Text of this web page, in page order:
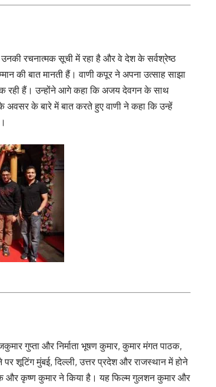
रचनात्मक सूची में रहा है और वे देश के सर्वश्रेष्ठ
की बात मानती हैं। वाणी कपूर ने अपना उत्साह साझा
रही हैं। उन्होंने आगे कहा कि अजय देवगन के साथ
के बारे में बात करते हुए वाणी ने कहा कि उन्हें
गुप्ता और निर्माता भूषण कुमार, कुमार मंगत पाठक,
मुंबई, दिल्ली, उत्तर प्रदेश और राजस्थान में होने
और कृष्ण कुमार ने किया है। यह फिल्म गुलशन कुमार और